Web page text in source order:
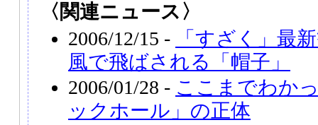
〈関連ニュース〉
2006/12/15 -
「すざく」最
風で飛ばされる「帽子」
2006/01/28 - ここまでわか
ックホール」の正体